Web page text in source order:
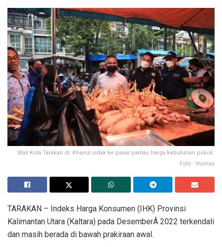
Wali Kota Tarakan dr. Khairul sidak ke pasar pantau harga kebutuhan pokok.
Foto : Humas
TARAKAN – Indeks Harga Konsumen (IHK) Provinsi
Kalimantan Utara (Kaltara) pada DesemberÂ 2022 terkendali
dan masih berada di bawah prakiraan awal.